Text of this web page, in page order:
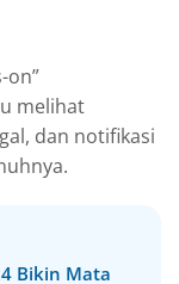
on”
melihat
dan notifikasi
Bikin Mata